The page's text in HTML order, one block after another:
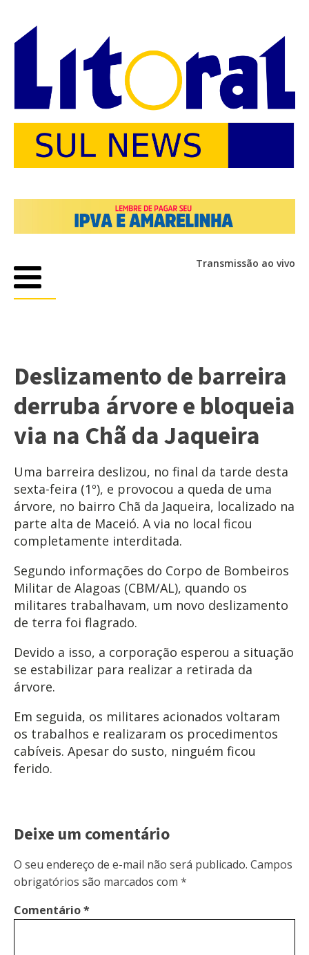
Transmissão ao vivo
Deslizamento de barreira
derruba árvore e bloqueia
via na Chã da Jaqueira
Uma barreira deslizou, no final da tarde desta
sexta-feira (1º), e provocou a queda de uma
árvore, no bairro Chã da Jaqueira, localizado na
parte alta de Maceió. A via no local ficou
completamente interditada.
Segundo informações do Corpo de Bombeiros
Militar de Alagoas (CBM/AL), quando os
militares trabalhavam, um novo deslizamento
de terra foi flagrado.
Devido a isso, a corporação esperou a situação
se estabilizar para realizar a retirada da
árvore.
Em seguida, os militares acionados voltaram
os trabalhos e realizaram os procedimentos
cabíveis. Apesar do susto, ninguém ficou
ferido.
Deixe um comentário
O seu endereço de e-mail não será publicado. Campos
obrigatórios são marcados com *
Comentário*